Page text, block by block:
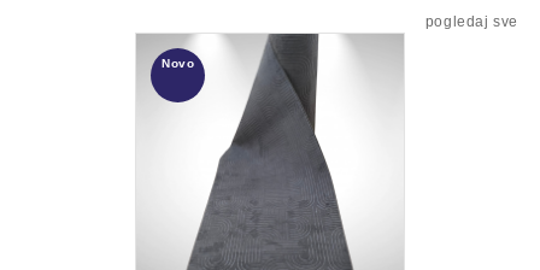
po meri
Akcija
pogledaj sve
Novo